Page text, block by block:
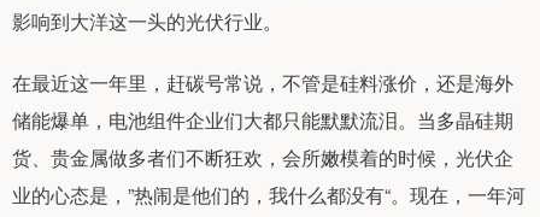
影响到大洋这一头的光伏行业。
在最近这一年里，赶碳号常说，不管是硅料涨价，还是海外
储能爆单，电池组件企业们大都只能默默流泪。当多晶硅期
货、贵金属做多者们不断狂欢，会所嫩模着的时候，光伏企
业的心态是，”热闹是他们的，我什么都没有“。现在，一年河